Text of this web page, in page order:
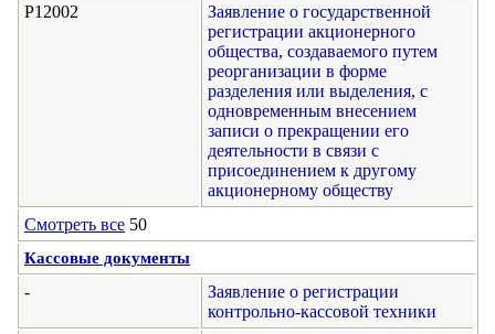
Р12002
Заявление о государственной
регистрации акционерного
общества, создаваемого путем
реорганизации в форме
разделения или выделения, с
одновременным внесением
записи о прекращении его
деятельности в связи с
присоединением к другому
акционерному обществу
Смотреть все 50
Кассовые документы
-
Заявление о регистрации
контрольно-кассовой техники